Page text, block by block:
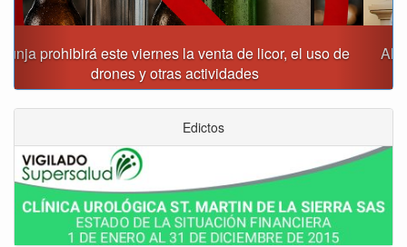
Alcalde Rafael Acevedo propone convertir a Tunja en
"Distrito Histórico y Turístico"
Edictos